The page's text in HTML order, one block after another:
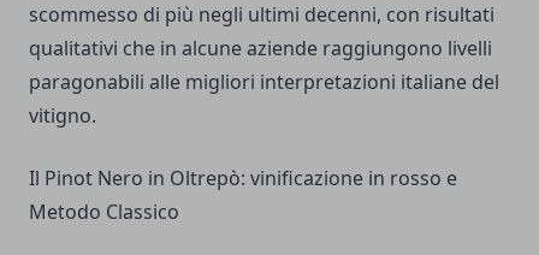
scommesso di più negli ultimi decenni, con risultati
qualitativi che in alcune aziende raggiungono livelli
paragonabili alle migliori interpretazioni italiane del
vitigno.
Il Pinot Nero in Oltrepò: vinificazione in rosso e
Metodo Classico